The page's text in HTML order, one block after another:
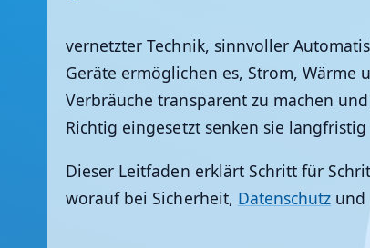
vernetzter Technik, sinnvoller
Geräte ermöglichen es, Strom, Wärme
Verbräuche transparent zu machen
Richtig eingesetzt senken sie
Dieser Leitfaden erklärt Schritt für
worauf bei Sicherheit, Datenschutz und